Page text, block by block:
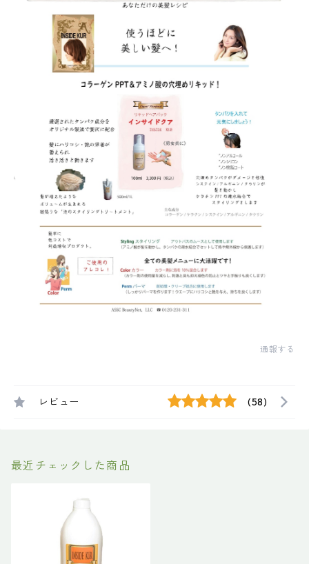
通報する
レビュー (58)
最近チェックした商品